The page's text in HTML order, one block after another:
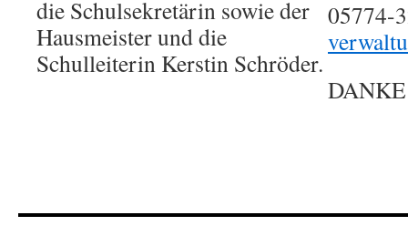
die Schulsekretärin sowie der
Hausmeister und die
Schulleiterin Kerstin Schröder.
05774-